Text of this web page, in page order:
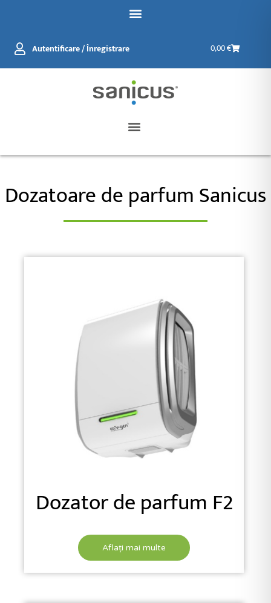
Autentificare / Înregistrare 0,00€Coș
de
Dozatoare de parfum Sanicus
Dozator de parfum F2
Aflați mai multe